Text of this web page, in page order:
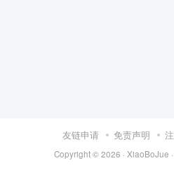
友链申请 免责声明
Copyright © 2026 · XiaoBoJue ·